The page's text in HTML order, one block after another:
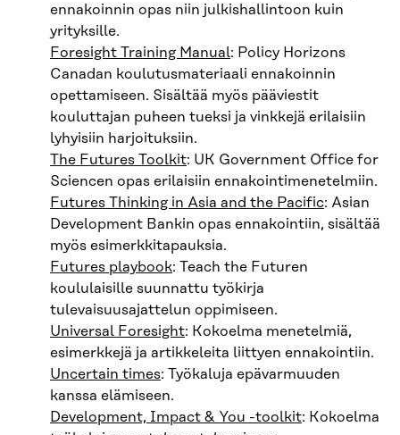
ennakoinnin opas niin julkishallintoon kuin
yrityksille.
Foresight Training Manual: Policy Horizons
Canadan koulutusmateriaali ennakoinnin
opettamiseen. Sisältää myös pääviestit
kouluttajan puheen tueksi ja vinkkejä erilaisiin
lyhyisiin harjoituksiin.
The Futures Toolkit: UK Government Office for
Sciencen opas erilaisiin ennakointimenetelmiin.
Futures Thinking in Asia and the Pacific: Asian
Development Bankin opas ennakointiin, sisältää
myös esimerkkitapauksia.
Futures playbook: Teach the Futuren
koululaisille suunnattu työkirja
tulevaisuusajattelun oppimiseen.
Universal Foresight: Kokoelma menetelmiä,
esimerkkejä ja artikkeleita liittyen ennakointiin.
Uncertain times: Työkaluja epävarmuuden
kanssa elämiseen.
Development, Impact & You -toolkit: Kokoelma